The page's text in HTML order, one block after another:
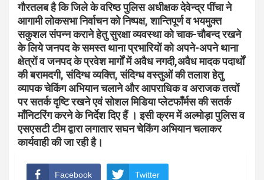
गौरतलब है कि जिले के वरिष्ठ पुलिस अधीक्षक देवेन्द्र पींचा ने
आगामी लोकसभा निर्वाचन को निष्पक्ष, शान्तिपूर्ण व भयमुक्त
सकुशल संपन्न कराने हेतु सुरक्षा व्यवस्था को चाक-चौबन्द रखने
के लिये जनपद के समस्त थाना प्रभारियों को अपने-अपने थाना
क्षेत्रों व जनपद के प्रवेश मार्गों में अवैध नगदी,अवैध मादक पदार्थों
की बरामदगी, संदिग्ध व्यक्ति, संदिग्ध वस्तुओं की तलाश हेतु
व्यापक चेकिंग अभियान चलाने और आपराधिक व अराजक तत्वों
पर सतर्क दृष्टि रखने एवं सोशल मिडिया प्लेटफाँर्मस की सतर्क
माँनिटरिंग करने के निर्देश दिए हैं । इसी क्रम में अल्मोड़ा पुलिस व
एसएसटी टीम द्वारा लगातार सघन चेकिंग अभियान चलाकर
कार्यवाही की जा रही है।
Facebook Twitter